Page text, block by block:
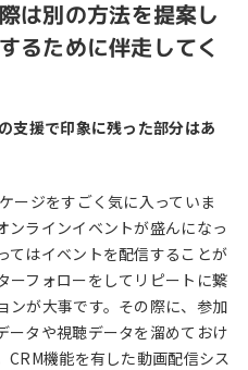
は別の方法を提案し
るために伴走してく
支援で印象に残った部分はあ
ージをすごく気に入っていま
ンラインイベントが盛んになっ
てはイベントを配信することが
ーフォローをしてリピートに繋
ンが大事です。その際に、参加
ータや視聴データを溜めておけ
CRM機能を有した動画配信シス